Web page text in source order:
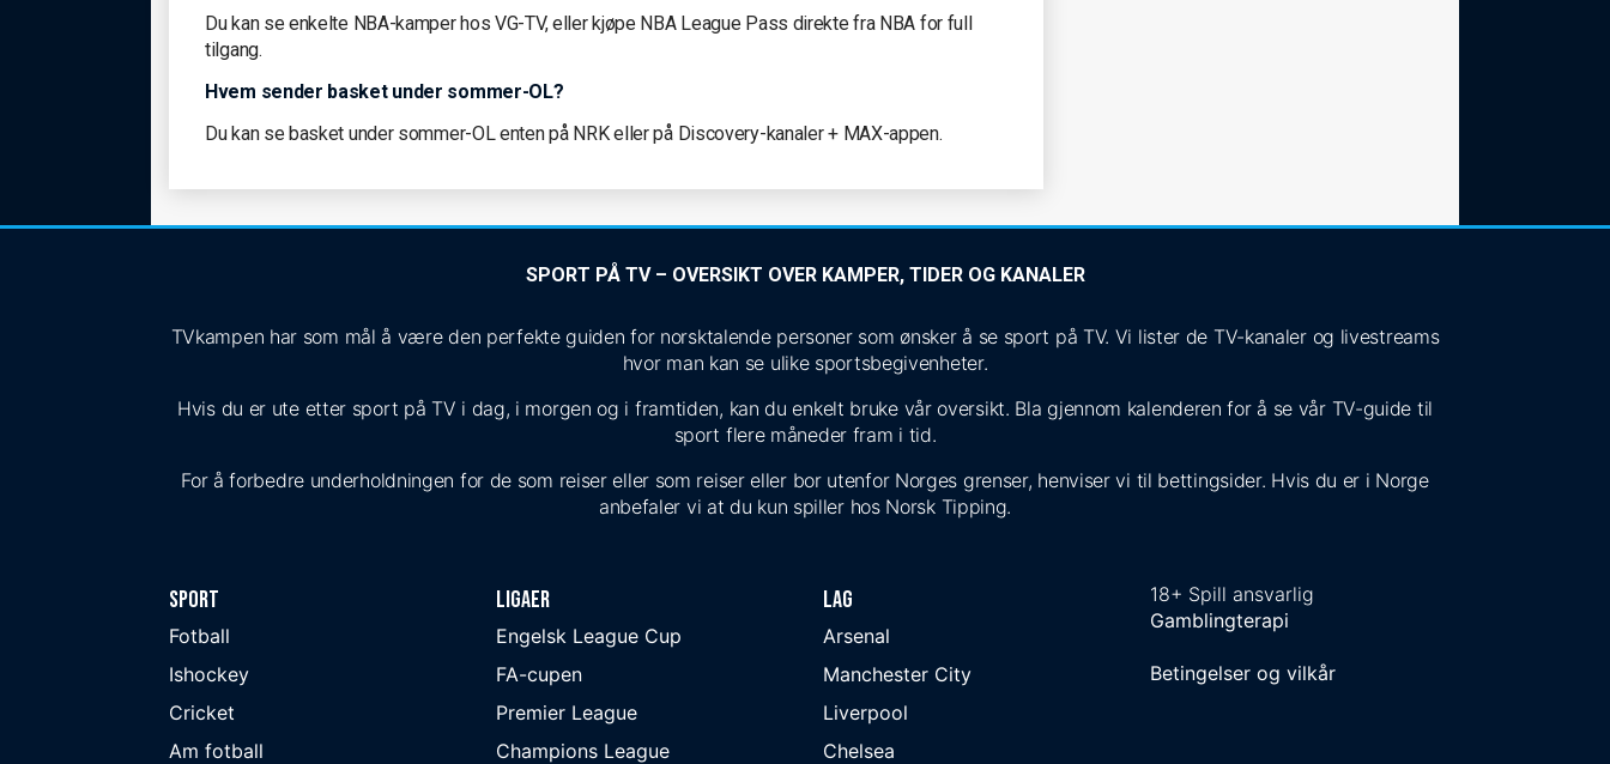
Du kan se enkelte NBA-kamper hos VG-TV, eller kjøpe NBA League Pass direkte fra NBA for full
tilgang.
Hvem sender basket under sommer-OL?
Du kan se basket under sommer-OL enten på NRK eller på Discovery-kanaler + MAX-appen.
SPORT PÅ TV – OVERSIKT OVER KAMPER, TIDER OG KANALER
TVkampen har som mål å være den perfekte guiden for norsktalende personer som ønsker å se sport på TV. Vi lister de TV-kanaler og livestreams
hvor man kan se ulike sportsbegivenheter.
Hvis du er ute etter sport på TV i dag, i morgen og i framtiden, kan du enkelt bruke vår oversikt. Bla gjennom kalenderen for å se vår TV-guide til
sport flere måneder fram i tid.
For å forbedre underholdningen for de som reiser eller som reiser eller bor utenfor Norges grenser, henviser vi til bettingsider. Hvis du er i Norge
anbefaler vi at du kun spiller hos Norsk Tipping.
Sport
Fotball
Ishockey
Cricket
Am fotball
Ligaer
Engelsk League Cup
FA-cupen
Premier League
Champions League
Lag
Arsenal
Manchester City
Liverpool
Chelsea
18+ Spill ansvarlig
Gamblingterapi
Betingelser og vilkår